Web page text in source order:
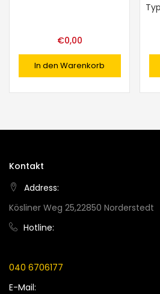
€0,00
In den Warenkorb
Kontakt
Address:
Kösliner Weg 25,22850 Norderstedt
Hotline:
040 6706177
E-Mail: